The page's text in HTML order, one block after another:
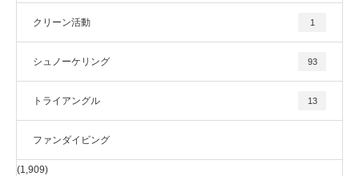
クリーン活動 1
シュノーケリング 93
トライアングル 13
ファンダイビング
(1,909)